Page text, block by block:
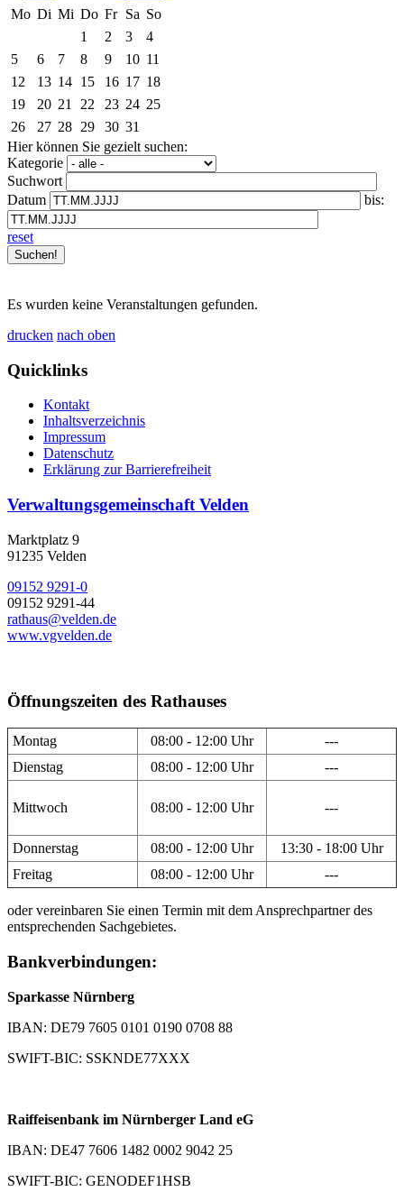
Mo Di Mi Do Fr Sa So
1
2 3
4
5
6 7 8 9 10 11
12
13 14 15 16 17 18
19
20 21 22 23 24 25
26
27 28 29 30 31
Hier können Sie gezielt suchen:
Kategorie
Suchwort
Datum
bis:
reset
Es wurden keine Veranstaltungen gefunden.
drucken nach oben
Quicklinks
Kontakt
Inhaltsverzeichnis
Impressum
Datenschutz
Erklärung zur Barrierefreiheit
Verwaltungsgemeinschaft Velden
Marktplatz 9
91235 Velden
09152 9291-0
09152 9291-44
rathaus@velden.de
www.vgvelden.de
Öffnungszeiten des Rathauses
Montag 08:00 - 12:00 Uhr
---
Dienstag
08:00 - 12:00 Uhr ---
Mittwoch 08:00 - 12:00 Uhr ---
Donnerstag 08:00 - 12:00 Uhr
13:30 - 18:00 Uhr
Freitag
08:00 - 12:00 Uhr ---
oder vereinbaren Sie einen Termin mit dem Ansprechpartner des
entsprechenden Sachgebietes.
Bankverbindungen:
Sparkasse Nürnberg
IBAN: DE79 7605 0101 0190 0708 88
SWIFT-BIC: SSKNDE77XXX
Raiffeisenbank im Nürnberger Land eG
IBAN: DE47 7606 1482 0002 9042 25
SWIFT-BIC: GENODEF1HSB